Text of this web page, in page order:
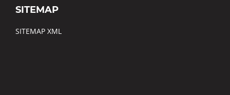
SITEMAP
SITEMAP XML